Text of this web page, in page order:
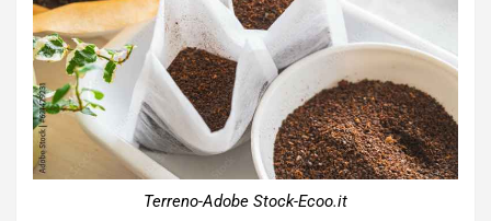
Terreno-Adobe Stock-Ecoo.it